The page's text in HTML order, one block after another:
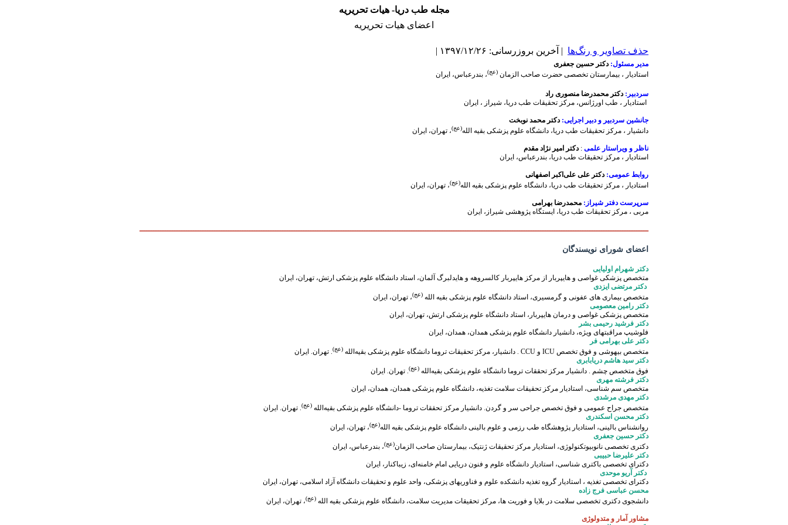
مجله طب دریا- هیات تحریریه
اعضای هیات تحریریه
حذف تصاویر و رنگ‌ها | آخرین بروزرسانی: ۱۳۹۷/۱۲/۲۶ |
مدیر مسئول:دکتر حسین جعفری
استادیار ، بیمارستان تخصصی حضرت صاحب الزمان (عج)، بندرعباس، ایران
سردبیر: دکتر محمدرضا منصوری راد
استادیار ، طب اورژانس، مرکز تحقیقات طب دریا، شیراز ، ایران
جانشین سردبیر و دبیر اجرایی: دکتر محمد نوبخت
دانشیار ، مرکز تحقیقات طب دریا، دانشگاه علوم پزشکی بقیه الله(عج)، تهران، ایران
ناظر و ویراستار علمی :دکتر امیر نژاد مقدم
استادیار ، مرکز تحقیقات طب دریا، بندرعباس، ایران
روابط عمومی: دکتر علی علی‌اکبر اصفهانی
استادیار ، مرکز تحقیقات طب دریا، دانشگاه علوم پزشکی بقیه الله(عج)، تهران، ایران
سرپرست دفتر شیراز: محمدرضا بهرامی
مربی ، مرکز تحقیقات طب دریا، ایستگاه پژوهشی شیراز، ایران
ـــــــــــــــــــــــــــــــــــــــــــــــــــــــــــــــــــــــــــــــــــــــــــــــــــــــــــــــــــــــــــــــــــــــــــــــــــــــــــــــــــــــــــــــــــــــــــــــــــــــــــــــــــــــــ
اعضای شورای نویسندگان
دکتر شهرام اولیایی
متخصص پزشکی غواصی و هایپربار از مرکز هایپربار کالسروهه و هایدلبرگ آلمان، استاد دانشگاه علوم پزشکی ارتش، تهران، ایران
دکتر مرتضی ایزدی
متخصص بیماری های عفونی و گرمسیری، استاد دانشگاه علوم پزشکی بقیه الله (عج)، تهران، ایران
دکتر رامین معصومی
متخصص پزشکی غواصی و درمان هایپربار، استاد دانشگاه علوم پزشکی ارتش، تهران، ایران
دکتر فرشید رحیمی بشر
فلوشیپ مراقبتهای ویژه، دانشیار دانشگاه علوم پزشکی همدان، همدان، ایران
دکتر علی بهرامی فر
متخصص بیهوشی و فوق تخصص ICU و CCU . دانشیار، مرکز تحقیقات تروما دانشگاه علوم پزشکی بقیه‌الله‌
(عج). تهران. ایران
دکتر سید هاشم دریابابری
فوق متخصص چشم . دانشیار مرکز تحققات تروما دانشگاه علوم پزشکی بقیه‌الله‌ (عج). تهران. ایران
دکتر فرشته مهری
متخصص سم شناسی، استادیار مرکز تحقیقات سلامت تغذیه، دانشگاه علوم پزشکی همدان، همدان، ایران
دکتر مهدی مرشدی
متخصص جراح عمومی و فوق تخصص جراحی سر و گردن. دانشیار مرکز تحققات تروما -دانشگاه علوم پزشکی بقیه‌الله‌ (عج). تهران. ایران
دکتر محسن اسکندری
روانشناس بالینی، استادیار پژوهشگاه طب رزمی و علوم بالینی دانشگاه علوم پزشکی بقیه الله(عج)، تهران، ایران
دکتر حسین جعفری
دکتری تخصصی نانوبیوتکنولوژی، استادیار مرکز تحقیقات ژنتیک، بیمارستان صاحب الزمان(عج)، بندرعباس، ایران
دکتر علیرضا حبیبی
دکترای تخصصی باکتری شناسی، استادیار دانشگاه علوم و فنون دریایی امام خامنه‌ای، زیباکنار، ایران
دکتر آریو موحدی
دکترای تخصصی تغذیه ، استادیار گروه تغذیه دانشکده علوم و فناوریهای پزشکی، واحد علوم و تحقیقات دانشگاه آزاد اسلامی، تهران، ایران
محسن عباسی فرج زاده
دانشجوی دکتری تخصصی سلامت در بلایا و فوریت ها، مرکز تحقیقات مدیریت سلامت، دانشگاه علوم پزشکی بقیه الله (عج)، تهران، ایران
مشاور آمار و متدولوژی